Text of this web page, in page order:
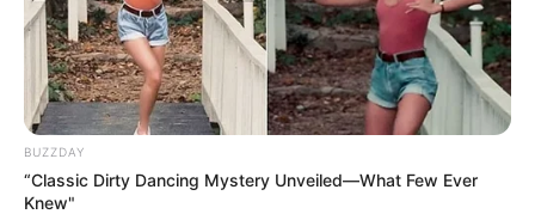
BUZZDAY
“Classic Dirty Dancing Mystery Unveiled—What Few Ever
Knew"